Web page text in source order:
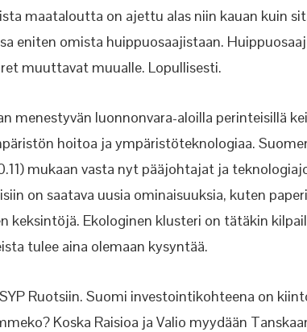
maataloutta on ajettu alas niin kauan kuin
eniten omista huippuosaajistaan.
muuttavat muualle. Lopullisesti.
menestyvän luonnonvara-aloilla perinteisillä
hoitoa ja ympäristöteknologiaa.
mukaan vasta nyt pääjohtajat ja
on saatava uusia ominaisuuksia, kuten
keksintöjä. Ekologinen klusteri on tätäkin
tulee aina olemaan kysyntää.
Ruotsiin. Suomi investointikohteena on
Koska Raisioa ja Valio myydään